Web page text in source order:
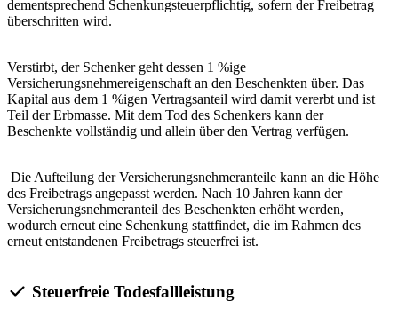
dementsprechend Schenkungsteuerpflichtig, sofern der Freibetrag
überschritten wird.
Verstirbt, der Schenker geht dessen 1 %ige
Versicherungsnehmereigenschaft an den Beschenkten über. Das
Kapital aus dem 1 %igen Vertragsanteil wird damit vererbt und ist
Teil der Erbmasse. Mit dem Tod des Schenkers kann der
Beschenkte vollständig und allein über den Vertrag verfügen.
Die Aufteilung der Versicherungsnehmeranteile kann an die Höhe
des Freibetrags angepasst werden. Nach 10 Jahren kann der
Versicherungsnehmeranteil des Beschenkten erhöht werden,
wodurch erneut eine Schenkung stattfindet, die im Rahmen des
erneut entstandenen Freibetrags steuerfrei ist.
Steuerfreie Todesfallleistung